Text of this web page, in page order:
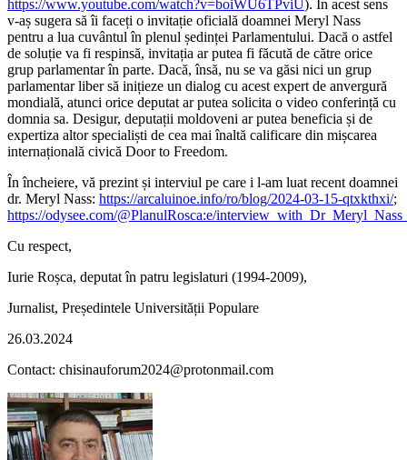
https://www.youtube.com/watch?v=boiWU6TPviU). În acest sens
v-aș sugera să îi faceți o invitație oficială doamnei Meryl Nass
pentru a lua cuvântul în plenul ședinței Parlamentului. Dacă o astfel
de soluție va fi respinsă, invitația ar putea fi făcută de către orice
grup parlamentar în parte. Dacă, însă, nu se va găsi nici un grup
parlamentar liber să inițieze un dialog cu acest expert de anvergură
mondială, atunci orice deputat ar putea solicita o video conferință cu
domnia sa. Desigur, deputații moldoveni ar putea beneficia și de
expertiza altor specialiști de cea mai înaltă calificare din mișcarea
internațională civică Door to Freedom.
În încheiere, vă prezint și interviul pe care i l-am luat recent doamnei
dr. Meryl Nass: https://arcaluinoe.info/ro/blog/2024-03-15-qtxkthxi/;
https://odysee.com/@PlanulRosca:e/
Cu respect,
Iurie Roșca, deputat în patru legislaturi (1994-2009),
Jurnalist, Președintele Universității Populare
26.03.2024
Contact: chisinauforum2024@protonmail.com